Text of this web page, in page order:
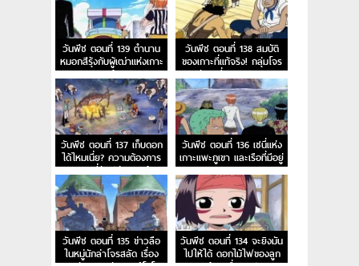
วันพีช ตอนที่ 139 ตำนาน
หมอกสีรุ้งกับผู้เฒ่าแห่งเกาะ
ลูลูก้า!
วันพีช ตอนที่ 138 สมบัติ
ของเกาะที่แท้จริง! กลุ่มโจร
สลัดเซนี่ออกเดินทาง!
วันพีช ตอนที่ 137 เก็บดอก
ได้ไหมเนี่ย? ความต้องการ
ของเซนี่นักปล่อยเงินกู้!
วันพีช ตอนที่ 136 เซนี่แห่ง
เกาะแพะภูเขา และเรือที่มีอยู่
บนยอดเขา!
วันพีช ตอนที่ 135 ข่าวลือ
ในหมู่นักล่าโจรสลัด เรื่อง
วันพีช ตอนที่ 134 จะยิงมัน
ไปให้ได้ ดอกไม้ไฟของลูก